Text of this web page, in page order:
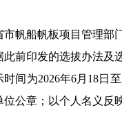
市帆船帆板项目管理部
此前印发的选拔办法及
时间为2026年6月18日
位公章；以个人名义反